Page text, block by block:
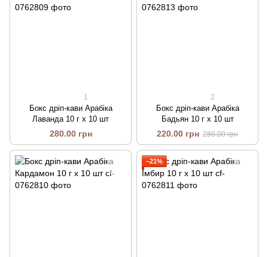
1
Бокс дріп-кави Арабіка
Лаванда 10 г x 10 шт
280.00 грн
2
Бокс дріп-кави Арабіка
Бадьян 10 г x 10 шт
220.00 грн 280.00 грн
−21%